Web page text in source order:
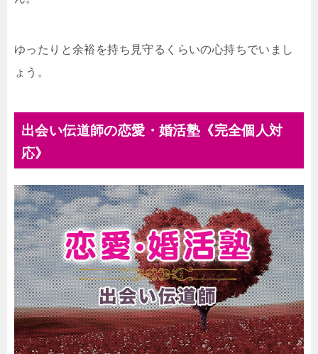
ゆったりと余裕を持ち見守るくらいの心持ちでいまし
ょう。
出会い伝道師の恋愛・婚活塾《完全個人対
応》